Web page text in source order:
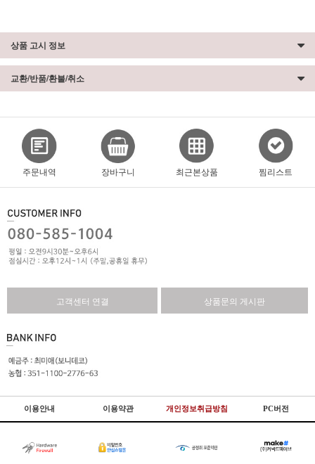
상품 고시 정보
교환/반품/환불/취소
주문내역 장바구니 최근본상품 찜리스트
고객센터 연결 상품문의 게시판
이용안내 이용약관 개인정보취급방침 PC버전